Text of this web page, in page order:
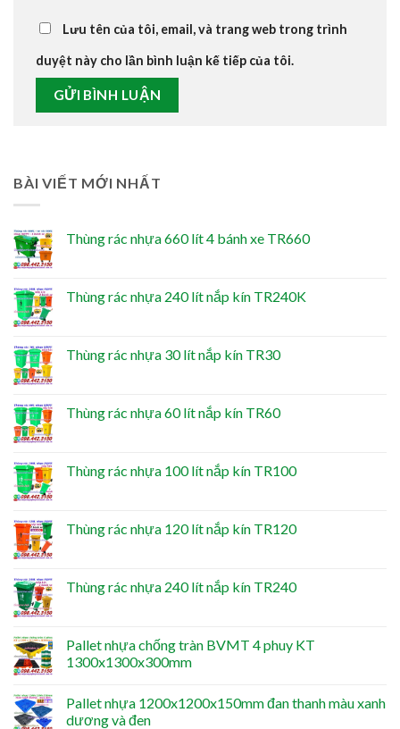
Lưu tên của tôi, email, và trang web trong trình
duyệt này cho lần bình luận kế tiếp của tôi.
BÀI VIẾT MỚI NHẤT
Thùng rác nhựa 660 lít 4 bánh xe TR660
Thùng rác nhựa 240 lít nắp kín TR240K
Thùng rác nhựa 30 lít nắp kín TR30
Thùng rác nhựa 60 lít nắp kín TR60
Thùng rác nhựa 100 lít nắp kín TR100
Thùng rác nhựa 120 lít nắp kín TR120
Thùng rác nhựa 240 lít nắp kín TR240
Pallet nhựa chống tràn BVMT 4 phuy KT
1300x1300x300mm
Pallet nhựa 1200x1200x150mm đan thanh màu xanh
dương và đen